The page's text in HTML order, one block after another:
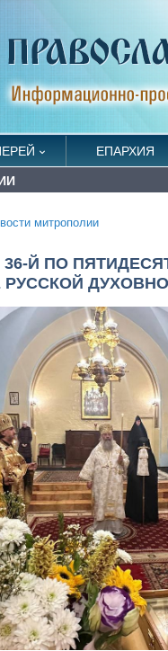
ЕПАРХИЯ
митрополии
36-Й ПО
РУССКОЙ